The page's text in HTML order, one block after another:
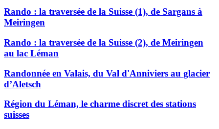
Rando : la traversée de la Suisse (1), de Sargans à
Meiringen
Rando : la traversée de la Suisse (2), de Meiringen
au lac Léman
Randonnée en Valais, du Val d'Anniviers au glacier
d’Aletsch
Région du Léman, le charme discret des stations
suisses